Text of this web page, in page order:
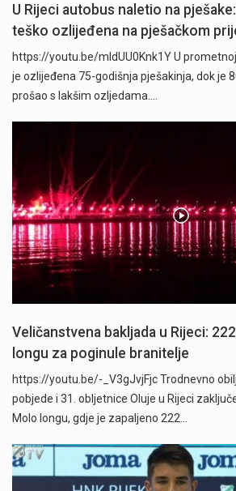
U Rijeci autobus naletio na
teško ozlijeđena na pješačkom
https://youtu.be/mldUU0Knk1Y U
je ozlijeđena 75-godišnja pješakinja, dok je
prošao s lakšim ozljedama.…
Veličanstvena bakljada u Rijeci:
longu za poginule branitelje
https://youtu.be/-_V3gJvjFjc Trodnevno
pobjede i 31. obljetnice Oluje u Rijeci
Molo longu, gdje je zapaljeno 222…